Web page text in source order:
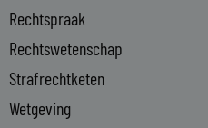
Rechtspraak
Rechtswetenschap
Strafrechtketen
Wetgeving